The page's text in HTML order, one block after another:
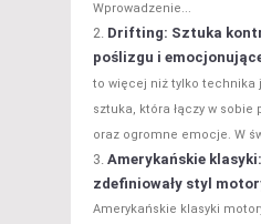
Wprowadzenie...
Drifting: Sztuka
poślizgu i
to więcej niż tylko technika
sztuka, która łączy w
oraz ogromne emocje. W
Amerykańskie
zdefiniowały styl
Amerykańskie klasyki